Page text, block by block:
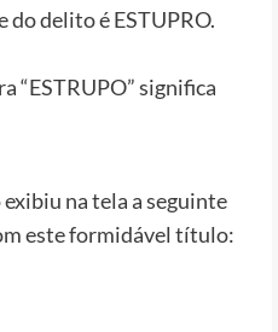
do delito é ESTUPRO.
“ESTRUPO” significa
na tela a seguinte
este formidável título: